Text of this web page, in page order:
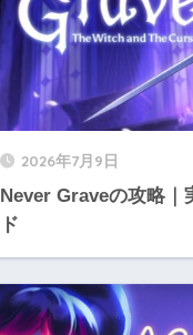
2026年7月9日
Never Graveの攻略｜
ド